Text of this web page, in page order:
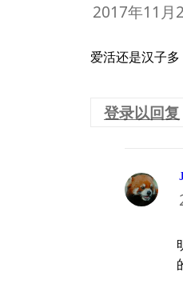
2017年11月
爱活还是汉子多
登录以回复